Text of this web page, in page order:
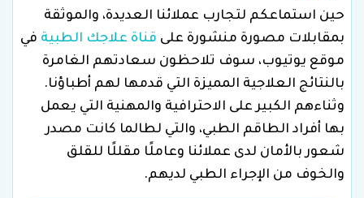
حين استماعكم لتجارب عملائنا العديدة، والموثقة
بمقابلات مصورة منشورة على قناة علاجك الطبية في
موقع يوتيوب، سوف تلاحظون سعادتهم الغامرة
بالنتائج العلاجية المميزة التي قدمها لهم أطباؤنا.
وثناءهم الكبير على الاحترافية والمهنية التي يعمل
بها أفراد الطاقم الطبي، والتي لطالما كانت مصدر
شعور بالأمان لدى عملائنا وعاملًا مقللًا للقلق
والخوف من الإجراء الطبي لديهم.